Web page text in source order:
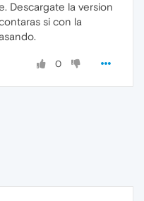
Descargate la version
si con la
0